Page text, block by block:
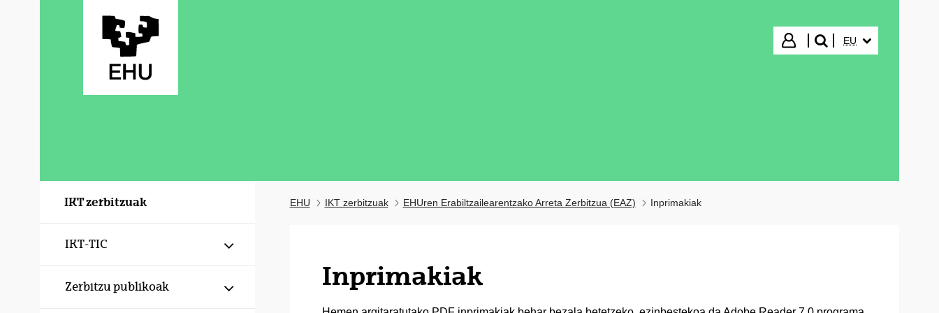
Hasi saioa
bilatu"
EU
IKT zerbitzuak
IKT-TIC Erakutsi/izkutatu azpiorriak
Zerbitzu publikoak Erakutsi/izkutatu azpiorriak
EHU IKT zerbitzuak EHUren Erabiltzailearentzako Arreta Zerbitzua (EAZ) Inprimakiak
Inprimakiak